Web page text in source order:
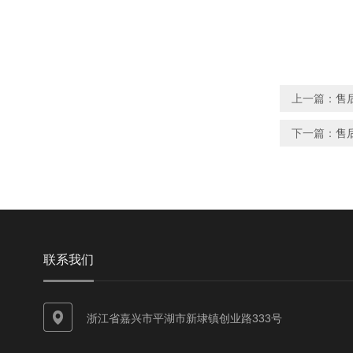
上一篇： 售
下一篇： 售
联系我们
浙江省嘉兴市平湖市新埭镇创业路333号